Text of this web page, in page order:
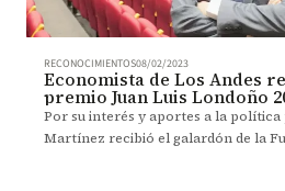
RECONOCIMIENTOS08/02/2023
Economista de Los Andes
premio Juan Luis Londoño
Por su interés y aportes a la política
Martínez recibió el galardón de la